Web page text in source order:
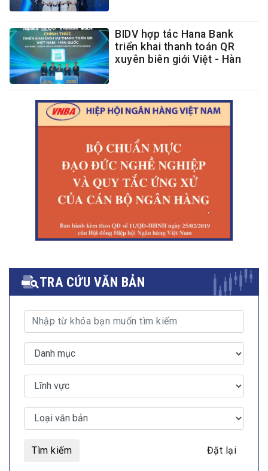
BIDV hợp tác Hana Bank
triển khai thanh toán QR
xuyên biên giới Việt - Hàn
TRA CỨU VĂN BẢN
Tìm kiếm Đặt lại